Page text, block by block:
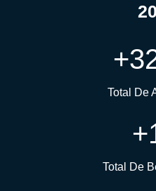
+
Total De
+
Total De